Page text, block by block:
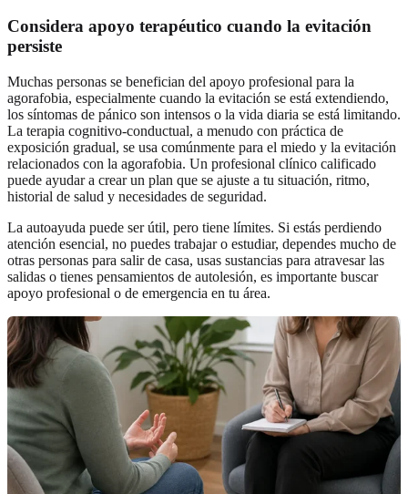
Considera apoyo terapéutico cuando la evitación
persiste
Muchas personas se benefician del apoyo profesional para la
agorafobia, especialmente cuando la evitación se está extendiendo,
los síntomas de pánico son intensos o la vida diaria se está limitando.
La terapia cognitivo-conductual, a menudo con práctica de
exposición gradual, se usa comúnmente para el miedo y la evitación
relacionados con la agorafobia. Un profesional clínico calificado
puede ayudar a crear un plan que se ajuste a tu situación, ritmo,
historial de salud y necesidades de seguridad.
La autoayuda puede ser útil, pero tiene límites. Si estás perdiendo
atención esencial, no puedes trabajar o estudiar, dependes mucho de
otras personas para salir de casa, usas sustancias para atravesar las
salidas o tienes pensamientos de autolesión, es importante buscar
apoyo profesional o de emergencia en tu área.